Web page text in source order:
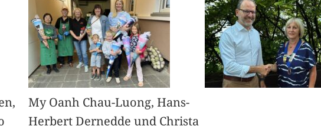
My Oanh Chau-Luong, Hans-
Herbert Dernedde und Christa